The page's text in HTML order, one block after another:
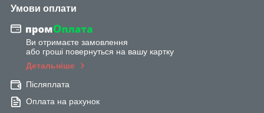
Умови оплати
Ви отримаєте замовлення
або гроші повернуться на вашу картку
Детальніше
Післяплата
Оплата на рахунок